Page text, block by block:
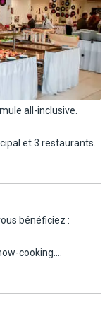
en cours sur les
peuvent
sonores et
bungalows
all-inclusive.
et 3 restaurants à
de buffets :
bénéficiez :
cooking.
à la carte sur